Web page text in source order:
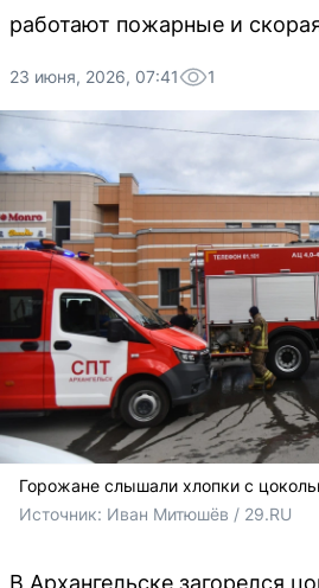
работают пожарные и
23 июня, 2026, 07:41 1
Горожане слышали хлопки с
Источник: Иван Митюшёв / 29.RU
В Архангельске загорелся